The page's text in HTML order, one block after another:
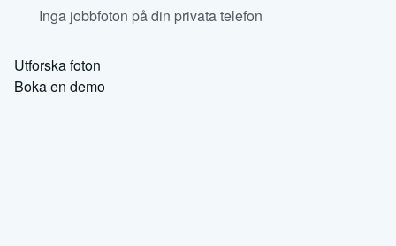
Inga jobbfoton på din privata telefon
Utforska foton
Boka en demo